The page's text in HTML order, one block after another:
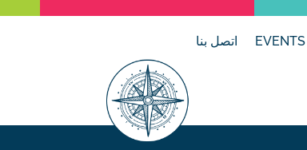
EVENTS اتصل بنا